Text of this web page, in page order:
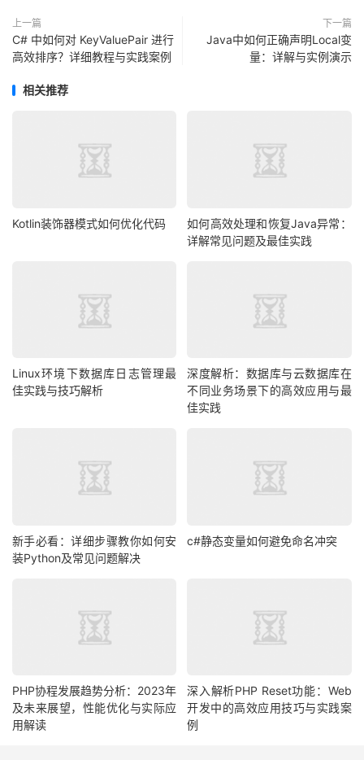
上一篇
C# 中如何对 KeyValuePair 进行
高效排序？详细教程与实践案例
下一篇
Java中如何正确声明Local变
量：详解与实例演示
相关推荐
Kotlin装饰器模式如何优化代码
如何高效处理和恢复Java异常：
详解常见问题及最佳实践
Linux环境下数据库日志管理最
佳实践与技巧解析
深度解析：数据库与云数据库在
不同业务场景下的高效应用与最
佳实践
新手必看：详细步骤教你如何安
装Python及常见问题解决
c#静态变量如何避免命名冲突
PHP协程发展趋势分析：2023年
及未来展望，性能优化与实际应
用解读
深入解析PHP Reset功能：Web
开发中的高效应用技巧与实践案
例